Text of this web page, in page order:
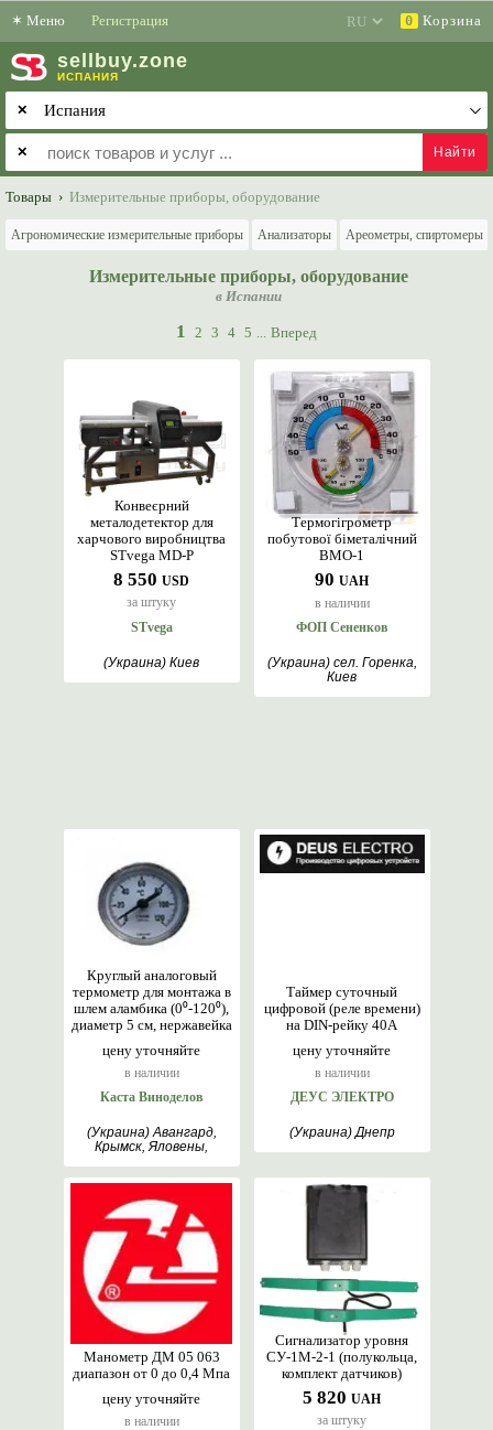
✶ Меню Регистрация 0 Корзина
sell buy.zone
ИСПАНИЯ
✕
✕
Товары › Измерительные приборы, оборудование
Агрономические измерительные приборы Анализаторы Ареометры, спиртомеры
Измерительные приборы, оборудование
в Испании
1 2 3 4 5 ... Вперед
8 550 USD
за штуку
Конвеєрний
металодетектор для
харчового виробництва
STvega MD-P
STvega
(Украина) Киев
90 UAH
в наличии
Термогігрометр
побутової біметалічний
ВМО-1
ФОП Сененков
(Украина) сел. Горенка,
Киев
цену уточняйте
в наличии
Круглый аналоговый
термометр для монтажа в
шлем аламбика (0⁰-120⁰),
диаметр 5 см, нержавейка
Каста Виноделов
(Украина) Авангард,
Крымск, Яловены,
цену уточняйте
в наличии
Таймер суточный
цифровой (реле времени)
на DIN-рейку 40А
ДЕУС ЭЛЕКТРО
(Украина) Днепр
цену уточняйте
в наличии
Манометр ДМ 05 063
диапазон от 0 до 0,4 Мпа
5 820 UAH
за штуку
Сигнализатор уровня
СУ-1М-2-1 (полукольца,
комплект датчиков)